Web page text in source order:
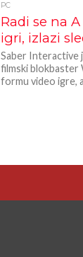
PC
Radi se na
igri, izlazi
Saber Interactive
filmski blokbaster
formu video igre,